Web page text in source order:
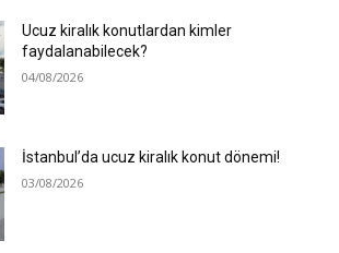
Ucuz kiralık konutlardan kimler
faydalanabilecek?
04/08/2026
İstanbul’da ucuz kiralık konut dönemi!
03/08/2026